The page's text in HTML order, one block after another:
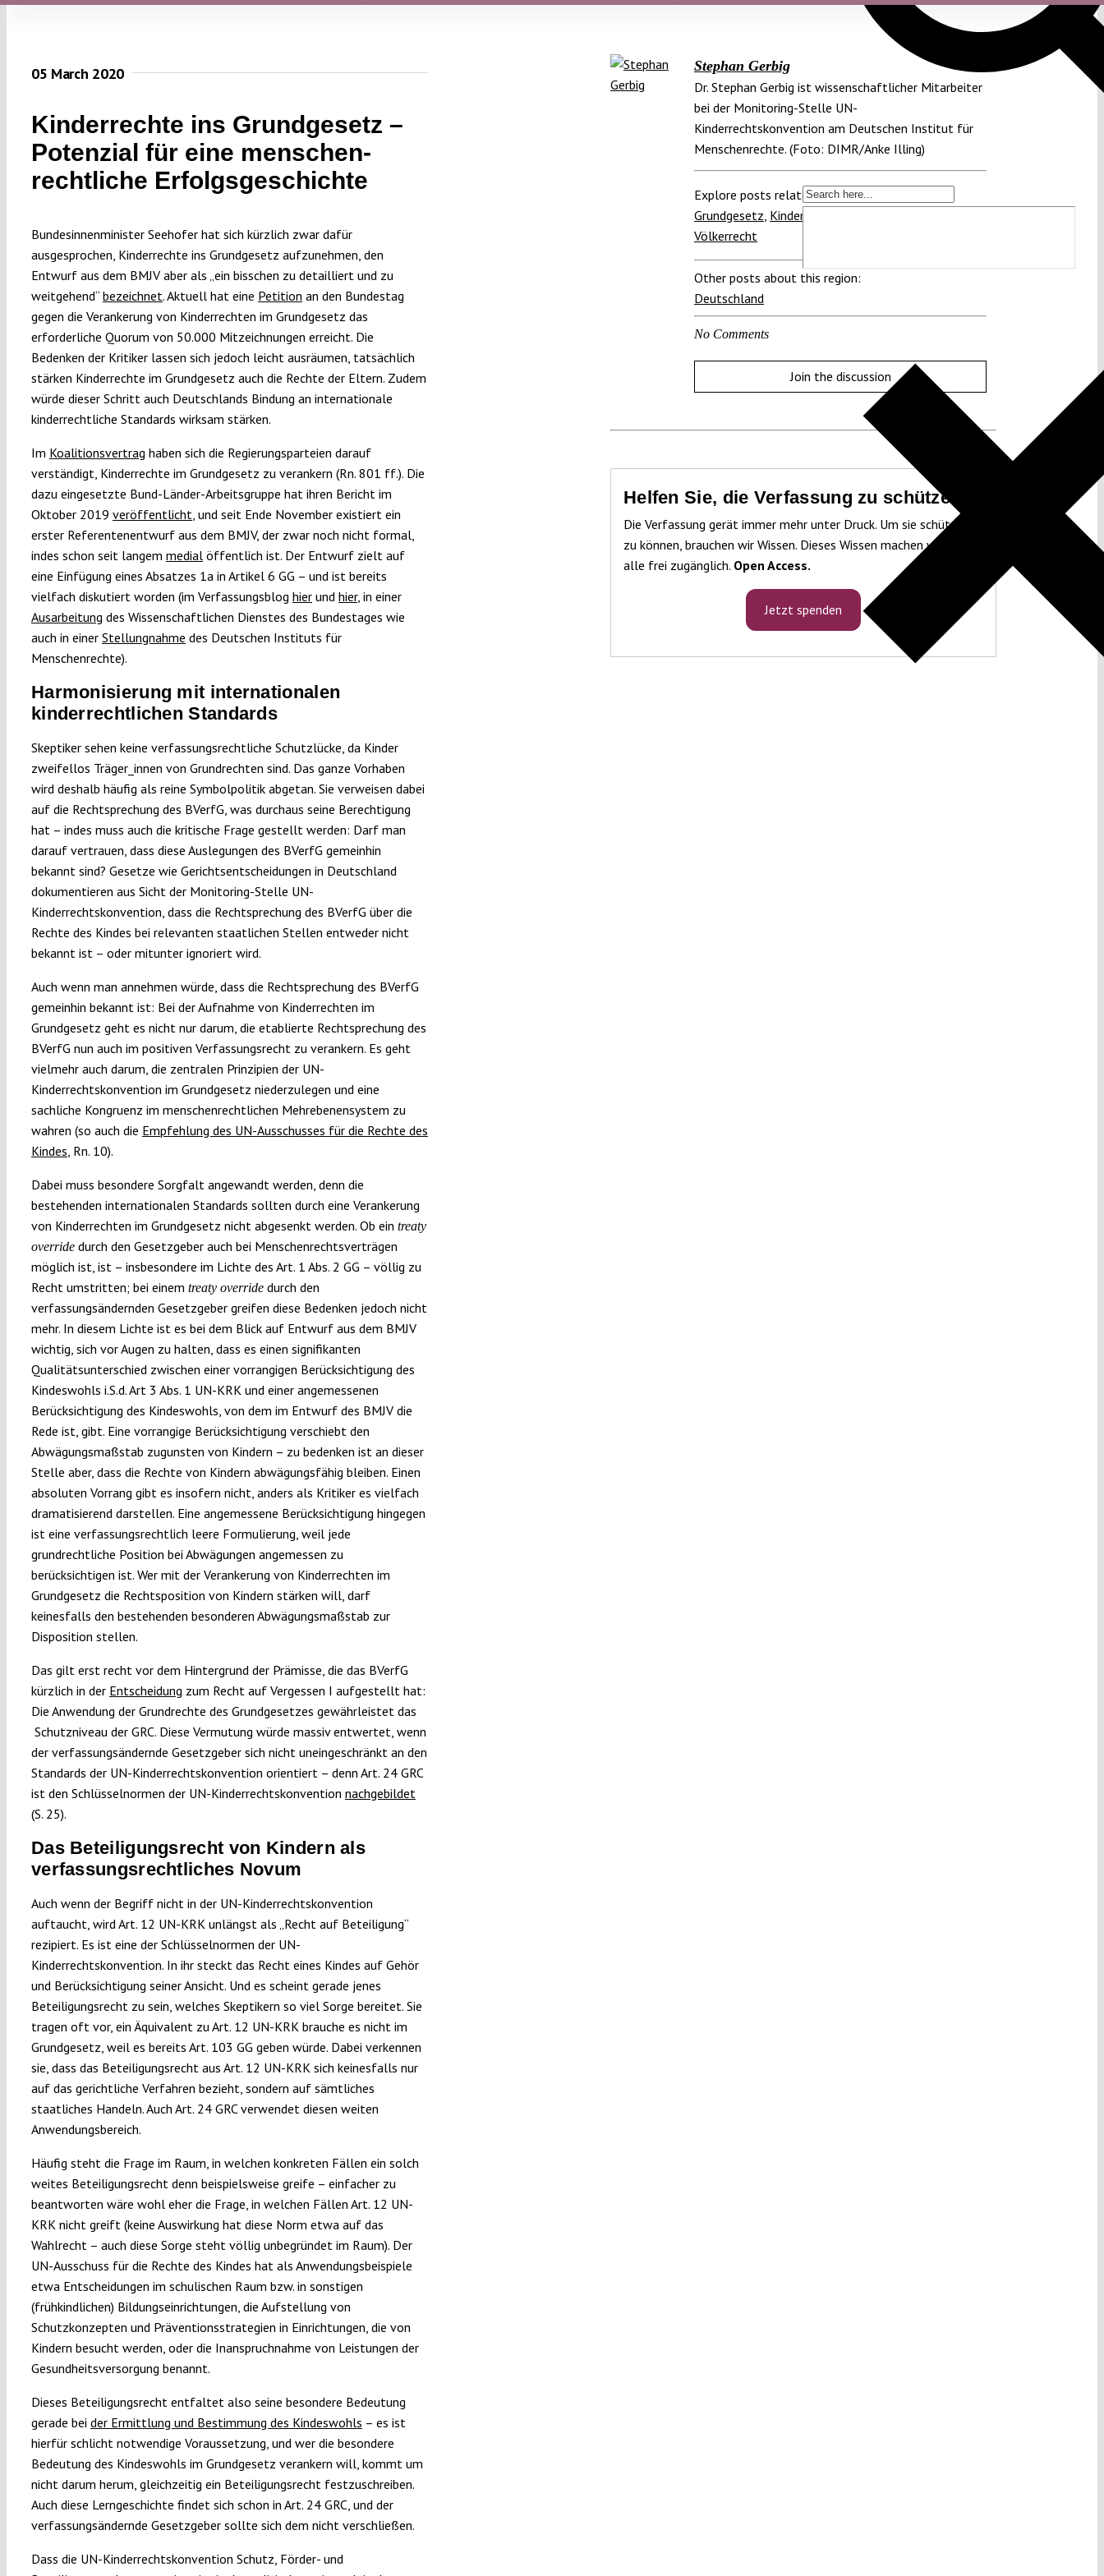
05 March 2020
Kinderrechte ins Grundgesetz –
Potenzial für eine menschen­
rechtliche Erfolgsgeschichte
Bundesinnenminister Seehofer hat sich kürzlich zwar dafür
ausgesprochen, Kinderrechte ins Grundgesetz aufzunehmen, den
Entwurf aus dem BMJV aber als „ein bisschen zu detailliert und zu
weitgehend“ bezeichnet. Aktuell hat eine Petition an den Bundestag
gegen die Verankerung von Kinderrechten im Grundgesetz das
erforderliche Quorum von 50.000 Mitzeichnungen erreicht. Die
Bedenken der Kritiker lassen sich jedoch leicht ausräumen, tatsächlich
stärken Kinderrechte im Grundgesetz auch die Rechte der Eltern. Zudem
würde dieser Schritt auch Deutschlands Bindung an internationale
kinderrechtliche Standards wirksam stärken.
Im Koalitionsvertrag haben sich die Regierungsparteien darauf
verständigt, Kinderrechte im Grundgesetz zu verankern (Rn. 801 ff.). Die
dazu eingesetzte Bund-Länder-Arbeitsgruppe hat ihren Bericht im
Oktober 2019 veröffentlicht , und seit Ende November existiert ein
erster Referentenentwurf aus dem BMJV, der zwar noch nicht formal,
indes schon seit langem medialöffentlich ist. Der Entwurf zielt auf
eine Einfügung eines Absatzes 1a in Artikel 6 GG – und ist bereits
vielfach diskutiert worden (im Verfassungsblog hierund hier, in einer
Ausarbeitung des Wissenschaftlichen Dienstes des Bundestages wie
auch in einer Stellungnahme des Deutschen Instituts für
Menschenrechte).
Harmonisierung mit internationalen
kinderrechtlichen Standards
Skeptiker sehen keine verfassungsrechtliche Schutzlücke, da Kinder
zweifellos Träger_innen von Grundrechten sind. Das ganze Vorhaben
wird deshalb häufig als reine Symbolpolitik abgetan. Sie verweisen dabei
auf die Rechtsprechung des BVerfG, was durchaus seine Berechtigung
hat – indes muss auch die kritische Frage gestellt werden: Darf man
darauf vertrauen, dass diese Auslegungen des BVerfG gemeinhin
bekannt sind? Gesetze wie Gerichtsentscheidungen in Deutschland
dokumentieren aus Sicht der Monitoring-Stelle UN-
Kinderrechtskonvention, dass die Rechtsprechung des BVerfG über die
Rechte des Kindes bei relevanten staatlichen Stellen entweder nicht
bekannt ist – oder mitunter ignoriert wird.
Auch wenn man annehmen würde, dass die Rechtsprechung des BVerfG
gemeinhin bekannt ist: Bei der Aufnahme von Kinderrechten im
Grundgesetz geht es nicht nur darum, die etablierte Rechtsprechung des
BVerfG nun auch im positiven Verfassungsrecht zu verankern. Es geht
vielmehr auch darum, die zentralen Prinzipien der UN-
Kinderrechtskonvention im Grundgesetz niederzulegen und eine
sachliche Kongruenz im menschenrechtlichen Mehrebenensystem zu
wahren (so auch die Empfehlung des UN-Ausschusses für die Rechte des
Kindes , Rn. 10).
Dabei muss besondere Sorgfalt angewandt werden, denn die
bestehenden internationalen Standards sollten durch eine Verankerung
von Kinderrechten im Grundgesetz nicht abgesenkt werden. Ob ein treaty
override durch den Gesetzgeber auch bei Menschenrechtsverträgen
möglich ist, ist – insbesondere im Lichte des Art. 1 Abs. 2 GG – völlig zu
Recht umstritten; bei einem treaty overridedurch den
verfassungsändernden Gesetzgeber greifen diese Bedenken jedoch nicht
mehr. In diesem Lichte ist es bei dem Blick auf Entwurf aus dem BMJV
wichtig, sich vor Augen zu halten, dass es einen signifikanten
Qualitätsunterschied zwischen einer vorrangigen Berücksichtigung des
Kindeswohls i.S.d. Art 3 Abs. 1 UN-KRK und einer angemessenen
Berücksichtigung des Kindeswohls, von dem im Entwurf des BMJV die
Rede ist, gibt. Eine vorrangige Berücksichtigung verschiebt den
Abwägungsmaßstab zugunsten von Kindern – zu bedenken ist an dieser
Stelle aber, dass die Rechte von Kindern abwägungsfähig bleiben. Einen
absoluten Vorrang gibt es insofern nicht, anders als Kritiker es vielfach
dramatisierend darstellen. Eine angemessene Berücksichtigung hingegen
ist eine verfassungsrechtlich leere Formulierung, weil jede
grundrechtliche Position bei Abwägungen angemessen zu
berücksichtigen ist. Wer mit der Verankerung von Kinderrechten im
Grundgesetz die Rechtsposition von Kindern stärken will, darf
keinesfalls den bestehenden besonderen Abwägungsmaßstab zur
Disposition stellen.
Das gilt erst recht vor dem Hintergrund der Prämisse, die das BVerfG
kürzlich in der Entscheidung zum Recht auf Vergessen I aufgestellt hat:
Die Anwendung der Grundrechte des Grundgesetzes gewährleistet das
Schutzniveau der GRC. Diese Vermutung würde massiv entwertet, wenn
der verfassungsändernde Gesetzgeber sich nicht uneingeschränkt an den
Standards der UN-Kinderrechtskonvention orientiert – denn Art. 24 GRC
ist den Schlüsselnormen der UN-Kinderrechtskonvention nachgebildet
(S. 25).
Das Beteiligungsrecht von Kindern als
verfassungsrechtliches Novum
Auch wenn der Begriff nicht in der UN-Kinderrechtskonvention
auftaucht, wird Art. 12 UN-KRK unlängst als „Recht auf Beteiligung“
rezipiert. Es ist eine der Schlüsselnormen der UN-
Kinderrechtskonvention. In ihr steckt das Recht eines Kindes auf Gehör
und Berücksichtigung seiner Ansicht. Und es scheint gerade jenes
Beteiligungsrecht zu sein, welches Skeptikern so viel Sorge bereitet. Sie
tragen oft vor, ein Äquivalent zu Art. 12 UN-KRK brauche es nicht im
Grundgesetz, weil es bereits Art. 103 GG geben würde. Dabei verkennen
sie, dass das Beteiligungsrecht aus Art. 12 UN-KRK sich keinesfalls nur
auf das gerichtliche Verfahren bezieht, sondern auf sämtliches
staatliches Handeln. Auch Art. 24 GRC verwendet diesen weiten
Anwendungsbereich.
Häufig steht die Frage im Raum, in welchen konkreten Fällen ein solch
weites Beteiligungsrecht denn beispielsweise greife – einfacher zu
beantworten wäre wohl eher die Frage, in welchen Fällen Art. 12 UN-
KRK nicht greift (keine Auswirkung hat diese Norm etwa auf das
Wahlrecht – auch diese Sorge steht völlig unbegründet im Raum). Der
UN-Ausschuss für die Rechte des Kindes hat als Anwendungsbeispiele
etwa Entscheidungen im schulischen Raum bzw. in sonstigen
(frühkindlichen) Bildungseinrichtungen, die Aufstellung von
Schutzkonzepten und Präventionsstrategien in Einrichtungen, die von
Kindern besucht werden, oder die Inanspruchnahme von Leistungen der
Gesundheitsversorgung benannt.
Dieses Beteiligungsrecht entfaltet also seine besondere Bedeutung
gerade bei der Ermittlung und Bestimmung des Kindeswohls – es ist
hierfür schlicht notwendige Voraussetzung, und wer die besondere
Bedeutung des Kindeswohls im Grundgesetz verankern will, kommt um
nicht darum herum, gleichzeitig ein Beteiligungsrecht festzuschreiben.
Auch diese Lerngeschichte findet sich schon in Art. 24 GRC, und der
verfassungsändernde Gesetzgeber sollte sich dem nicht verschließen.
Dass die UN-Kinderrechtskonvention Schutz, Förder- und
Stephan Gerbig
Dr. Stephan Gerbig ist wissenschaftlicher Mitarbeiter
bei der Monitoring-Stelle UN-
Kinderrechtskonvention am Deutschen Institut für
Menschenrechte. (Foto: DIMR/Anke Illing)
Explore posts related to this:
Grundgesetz, Kinderrechte
Völkerrecht
Other posts about this region:
Deutschland
No Comments
Join the discussion
Helfen Sie, die Verfassung zu schützen!
Die Verfassung gerät immer mehr unter Druck. Um sie schützen
zu können, brauchen wir Wissen. Dieses Wissen machen wir für
alle frei zugänglich. Open Access.
Jetzt spenden